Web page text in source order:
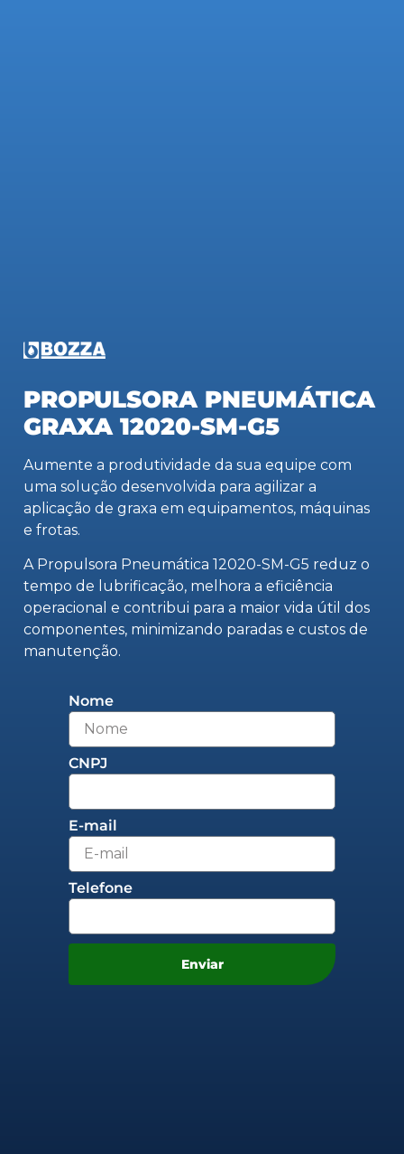
PROPULSORA PNEUMÁTICA
GRAXA 12020-SM-G5
Aumente a produtividade da sua equipe com
uma solução desenvolvida para agilizar a
aplicação de graxa em equipamentos, máquinas
e frotas.
A Propulsora Pneumática 12020-SM-G5 reduz o
tempo de lubrificação, melhora a eficiência
operacional e contribui para a maior vida útil dos
componentes, minimizando paradas e custos de
manutenção.
Nome
CNPJ
E-mail
Telefone
Enviar